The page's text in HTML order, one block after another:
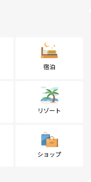
宿泊
リゾート
ショップ